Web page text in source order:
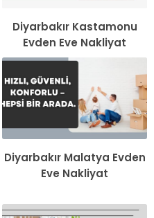
Diyarbakır Kastamonu
Evden Eve Nakliyat
Diyarbakır Malatya Evden
Eve Nakliyat